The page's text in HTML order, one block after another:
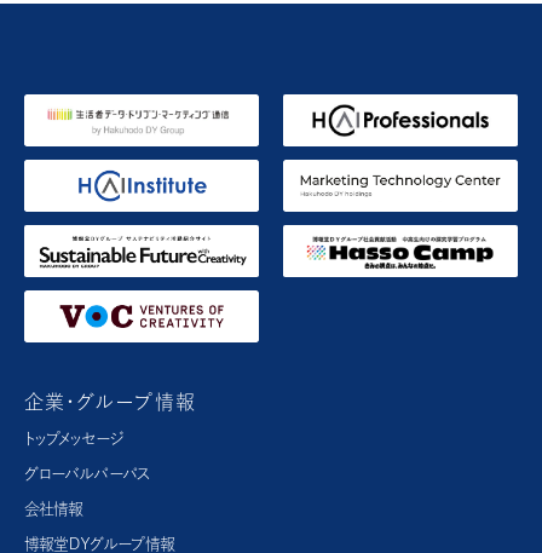
企業・グループ情報
トップメッセージ
グローバルパーパス​
会社情報
博報堂ＤＹグループ情報